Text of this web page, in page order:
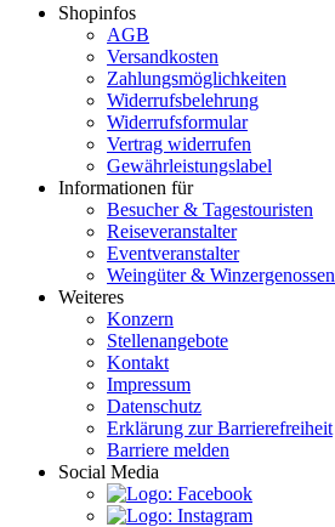
Shopinfos
AGB
Versandkosten
Zahlungsmöglichkeiten
Widerrufsbelehrung
Widerrufsformular
Vertrag widerrufen
Gewährleistungslabel
Informationen für
Besucher & Tagestouristen
Reiseveranstalter
Eventveranstalter
Weingüter &
Weiteres
Konzern
Stellenangebote
Kontakt
Impressum
Datenschutz
Erklärung zur Barrierefreiheit
Barriere melden
Social Media